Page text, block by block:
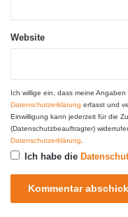
Website
Ich willige ein, dass meine
Datenschutzerklärung erfasst und
Einwilligung kann jederzeit für die
(Datenschutzbeauftragter)
Datenschutzerklärung.
Ich habe die